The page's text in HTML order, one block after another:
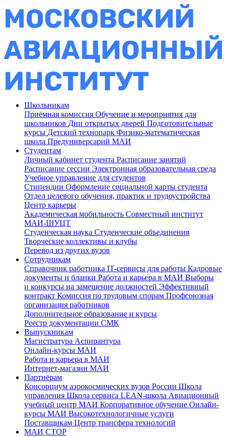
Школьникам
Приёмная комиссия Обучение и мероприятия для
школьников Дни открытых дверей Подготовительные
курсы Детский технопарк Физико-математическая
школа Предуниверсарий МАИ
Студентам
Личный кабинет студента Расписание занятий
Расписание сессии Электронная образовательная среда
Учебное управление для студентов
Стипендии Оформление социальной карты студента
Отдел целевого обучения, практик и трудоустройства
Центр карьеры
Академическая мобильность Совместный институт
МАИ-ШУЦТ
Студенческая наука Студенческие объединения
Творческие коллективы и клубы
Перевод из других вузов
Сотрудникам
Cправочник работника IT-сервисы для работы Кадровые
документы и бланки Работа и карьера в МАИ Выборы
и конкурсы на замещение должностей Эффективный
контракт Комиссия по трудовым спорам Профсоюзная
организация работников
Дополнительное образование и курсы
Реестр документации СМК
Выпускникам
Магистратура Аспирантура
Онлайн-курсы МАИ
Работа и карьера в МАИ
Интернет-магазин МАИ
Партнёрам
Консорциум аэрокосмических вузов России Школа
управления Школа сервиса LEAN-школа Авиационный
учебный центр МАИ Корпоративное обучение Онлайн-
курсы МАИ Высокотехнологичные услуги
Поставщикам Центр трансфера технологий
МАИ СТОР